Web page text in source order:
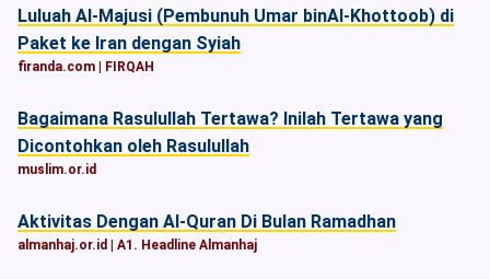
Luluah Al-Majusi (Pembunuh Umar binAl-Khottoob) di
Paket ke Iran dengan Syiah
firanda.com FIRQAH
Bagaimana Rasulullah Tertawa? Inilah Tertawa yang
Dicontohkan oleh Rasulullah
muslim.or.id
Aktivitas Dengan Al-Quran Di Bulan Ramadhan
almanhaj.or.id A1. Headline Almanhaj